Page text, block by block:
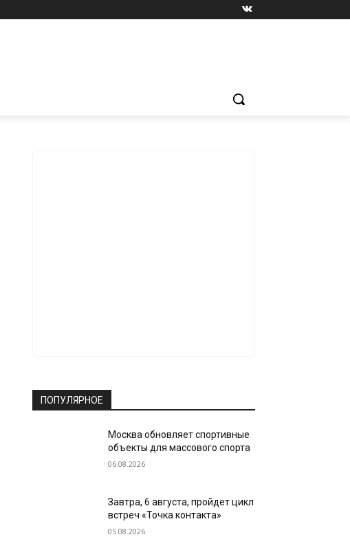
ПОПУЛЯРНОЕ
Москва обновляет спортивные
объекты для массового спорта
06.08.2026
Завтра, 6 августа, пройдет цикл
встреч «Точка контакта»
05.08.2026